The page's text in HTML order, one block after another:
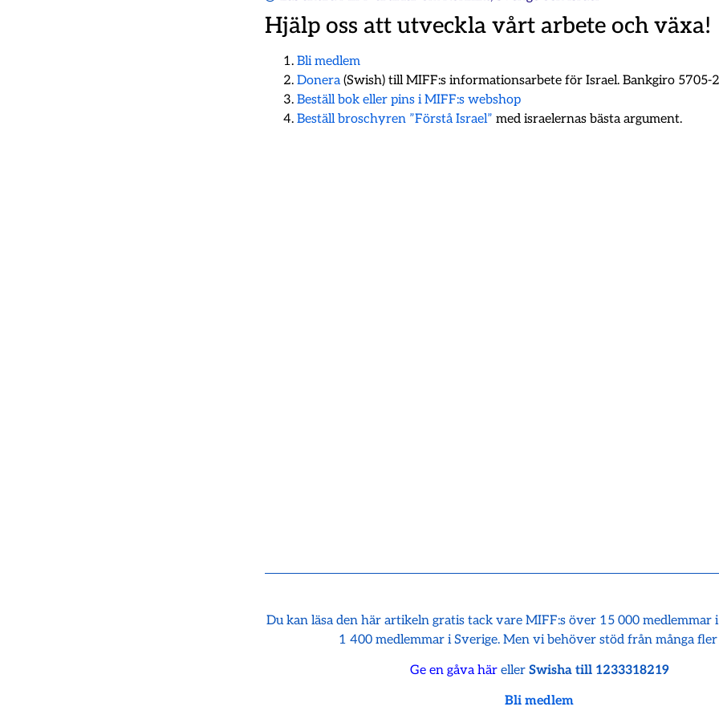
Hjälp oss att utveckla vårt arbete och växa!
Bli medlem
Donera (Swish) till MIFF:s informationsarbete för Israel. Bankgiro 5705-
Beställ bok eller pins i MIFF:s webshop
Beställ broschyren ”Förstå Israel” med israelernas bästa argument.
Du kan läsa den här artikeln gratis tack vare MIFF:s över 15 000 medlemmar
1 400 medlemmar i Sverige. Men vi behöver stöd från många
Ge en gåva häreller Swisha till 1233318219
Bli medlem